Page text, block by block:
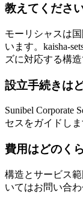
教えてくださ
モーリシャスは
います。kaisha-
ズに対応する構造
設立手続きは
Sunibel Corporate
セスをガイドしま
費用はどのく
構造とサービス
いてはお問い合わ